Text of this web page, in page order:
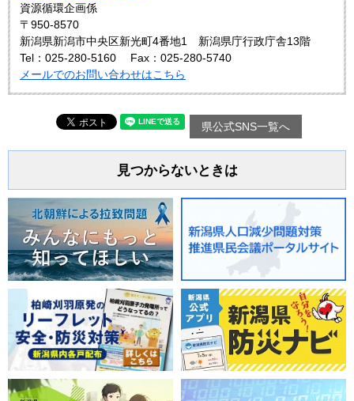
資源循環企画係
〒950-8570
新潟県新潟市中央区新光町4番地1 新潟県庁行政庁舎13階
Tel：025-280-5160
Fax：025-280-5740
メールでのお問い合わせはこちら
県公式SNS一覧へ
見つからないときは